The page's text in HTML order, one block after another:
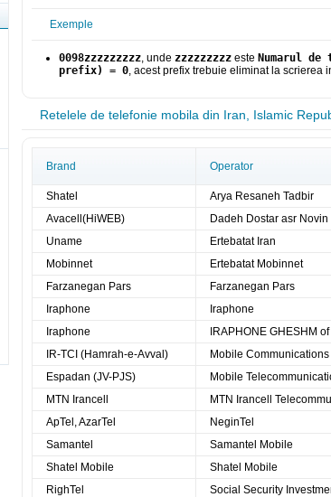
Exemple
0098zzzzzzzzz, unde zzzzzzzzz este Numarul
prefix) = 0, acest prefix trebuie eliminat la scrierea
Retelele de telefonie mobila din Iran, Islamic
Brand Operator
Shatel Arya Resaneh Tadbir
Avacell(HiWEB)
Dadeh Dostar asr
Uname
Ertebatat Iran
Mobinnet
Ertebatat Mobinnet
Farzanegan Pars
Farzanegan Pars
Iraphone
Iraphone
Iraphone
IRAPHONE GHESHM
IR-TCI (Hamrah-e-Avval)
Mobile
Espadan (JV-PJS)
Mobile
MTN Irancell
MTN Irancell
ApTel, AzarTel
NeginTel
Samantel
Samantel Mobile
Shatel Mobile
Shatel Mobile
RighTel
Social Security